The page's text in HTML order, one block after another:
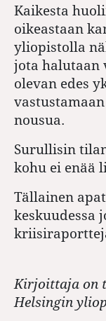
Kaikesta
oikeastaan
yliopistolla
jota halutaan
olevan edes
nousua.
Surullisin
kohu ei enää
Tällainen
keskuudessa
Kirjoittaja on
Helsingin